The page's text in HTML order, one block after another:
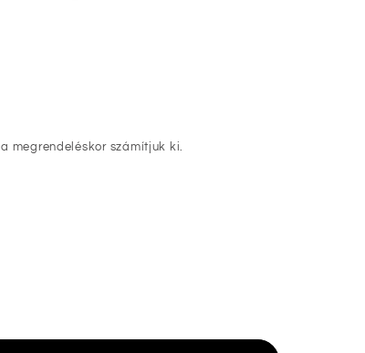
a megrendeléskor számítjuk ki.